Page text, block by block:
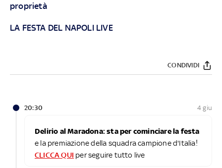
proprietà
LA FESTA DEL NAPOLI LIVE
CONDIVIDI
20:30 4 giu
Delirio al Maradona: sta per cominciare la festa
e la premiazione della squadra campione d'Italia!
CLICCA QUI per seguire tutto live